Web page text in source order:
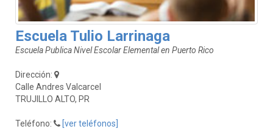
Escuela Tulio Larrinaga
Escuela Publica Nivel Escolar Elemental en Puerto Rico
Dirección:
Calle Andres Valcarcel
TRUJILLO ALTO, PR
Teléfono:
[ver teléfonos]